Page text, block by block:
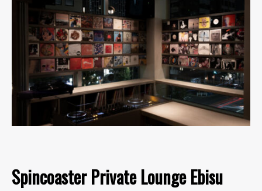
Spincoaster Private Lounge Ebisu